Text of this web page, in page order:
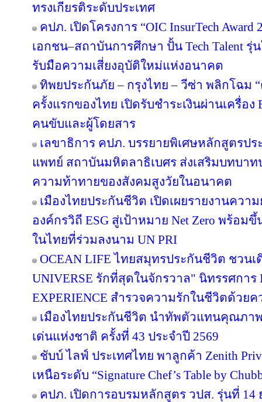
ทรงเกียรติระดับประเทศ
คปภ. เปิดโครงการ “OIC InsurTech
เอกชน–สถาบันการศึกษา ปั้น Tech Talent
รับมือความเสี่ยงอุบัติใหม่แห่งอนาคต
ทิพยประกันภัย – กรุงไทย – วีซ่า พลิกโฉม “
ครั้งแรกของไทย เปิดรับชำระเงินผ่านเครื่อ
คนขับและผู้โดยสาร
เลขาธิการ คปภ. บรรยายพิเศษหลักสูตรป
แพทย์ สถาบันมหิตลาธิเบศร ส่งเสริมบทบา
ความท้าทายของสังคมสูงวัยในอนาคต
เมืองไทยประกันชีวิต เปิดเผยรายงานควา
องค์กรวิถี ESG สู่เป้าหมาย Net Zero พร้อ
ในไทยที่ร่วมลงนาม UN PRI
OCEAN LIFE ไทยสมุทรประกันชีวิต ชวนเ
UNIVERSE รักที่สุดในจักรวาล" นิทรรศการ
EXPERIENCE สำรวจความรักในชีวิตด้วย
เมืองไทยประกันชีวิต นำทัพตัวแทนคุณภ
เด่นแห่งชาติ ครั้งที่ 43 ประจำปี 2569
ชับบ์ ไลฟ์ ประเทศไทย พาลูกค้า Zenith
เหนือระดับ “Signature Chef’s Table by
คปภ. เปิดการอบรมหลักสูตร วปส. รุ่นที่ 14